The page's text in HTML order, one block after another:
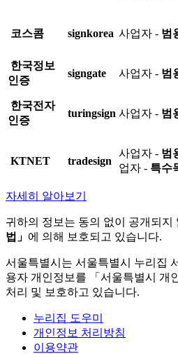
코스콤 signkorea 사업자 - 범
한국정보
인증
signgate 사업자 - 범
한국전자
인증
turingsign 사업자 - 범
KTNET tradesign
사업자 - 범
업자 - 특수
자세히 알아보기
귀하의 정보는 동의 없이 공개되지
법」 에 의해 보호되고 있습니다.
서울특별시는 서울특별시 누리집
용자 개인정보를 「서울특별시 개
처리 및 보호하고 있습니다.
누리집 도우미
개인정보 처리방침
이용약관